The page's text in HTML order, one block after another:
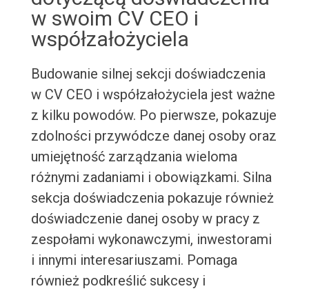
w swoim CV CEO i
współzałożyciela
Budowanie silnej sekcji doświadczenia
w CV CEO i współzałożyciela jest ważne
z kilku powodów. Po pierwsze, pokazuje
zdolności przywódcze danej osoby oraz
umiejętność zarządzania wieloma
różnymi zadaniami i obowiązkami. Silna
sekcja doświadczenia pokazuje również
doświadczenie danej osoby w pracy z
zespołami wykonawczymi, inwestorami
i innymi interesariuszami. Pomaga
również podkreślić sukcesy i